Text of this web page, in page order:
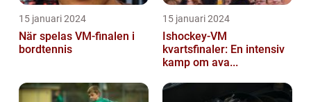
15 januari 2024
När spelas VM-finalen i
bordtennis
15 januari 2024
Ishockey-VM
kvartsfinaler: En intensiv
kamp om ava...